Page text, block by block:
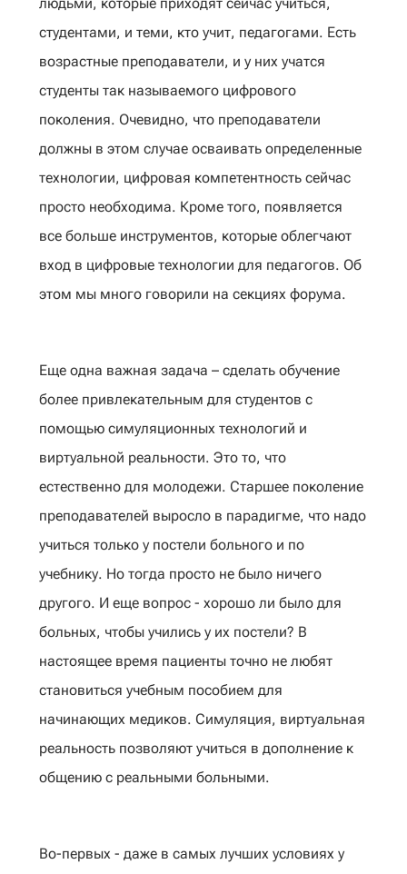
студентами, и теми, кто учит, педагогами. Есть
возрастные преподаватели, и у них учатся
студенты так называемого цифрового
поколения. Очевидно, что преподаватели
должны в этом случае осваивать определенные
технологии, цифровая компетентность сейчас
просто необходима. Кроме того, появляется
все больше инструментов, которые облегчают
вход в цифровые технологии для педагогов. Об
этом мы много говорили на секциях форума.
Еще одна важная задача – сделать обучение
более привлекательным для студентов с
помощью симуляционных технологий и
виртуальной реальности. Это то, что
естественно для молодежи. Старшее поколение
преподавателей выросло в парадигме, что надо
учиться только у постели больного и по
учебнику. Но тогда просто не было ничего
другого. И еще вопрос - хорошо ли было для
больных, чтобы учились у их постели? В
настоящее время пациенты точно не любят
становиться учебным пособием для
начинающих медиков. Симуляция, виртуальная
реальность позволяют учиться в дополнение к
общению с реальными больными.
Во-первых - даже в самых лучших условиях у